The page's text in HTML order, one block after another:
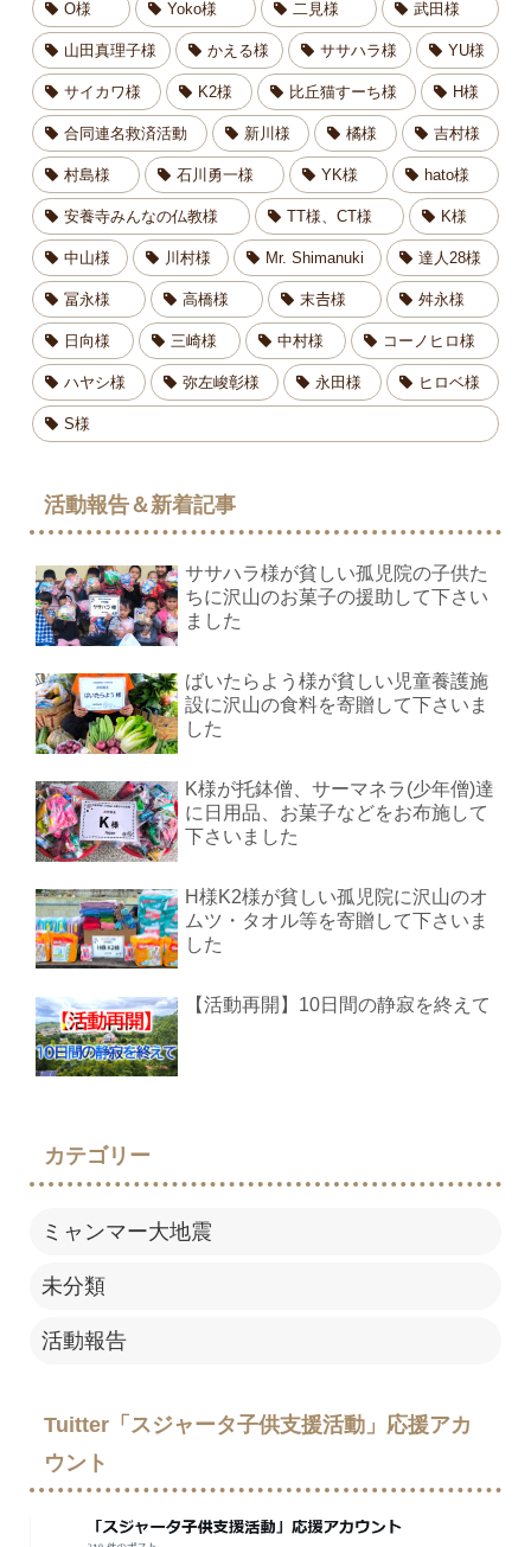
O様 Yoko様 二見様 武田様
山田真理子様 かえる様 ササハラ様 YU様
サイカワ様 K2様 比丘猫すーち様 H様
合同連名救済活動 新川様 橘様 吉村様
村島様 石川勇一様 YK様 hato様
安養寺みんなの仏教様 TT様、CT様 K様
中山様 川村様 Mr. Shimanuki 達人28様
冨永様 高橋様 末𠮷様 舛永様
日向様 三崎様 中村様 コーノヒロ様
ハヤシ様 弥左峻彰様 永田様 ヒロベ様
S様
活動報告＆新着記事
ササハラ様が貧しい孤児院の子供た
ちに沢山のお菓子の援助して下さい
ました
ばいたらよう様が貧しい児童養護施
設に沢山の食料を寄贈して下さいま
した
K様が托鉢僧、サーマネラ(少年僧)達
に日用品、お菓子などをお布施して
下さいました
H様K2様が貧しい孤児院に沢山のオ
ムツ・タオル等を寄贈して下さいま
した
【活動再開】10日間の静寂を終えて
カテゴリー
ミャンマー大地震
未分類
活動報告
Tuitter「スジャータ子供支援活動」応援アカ
ウント